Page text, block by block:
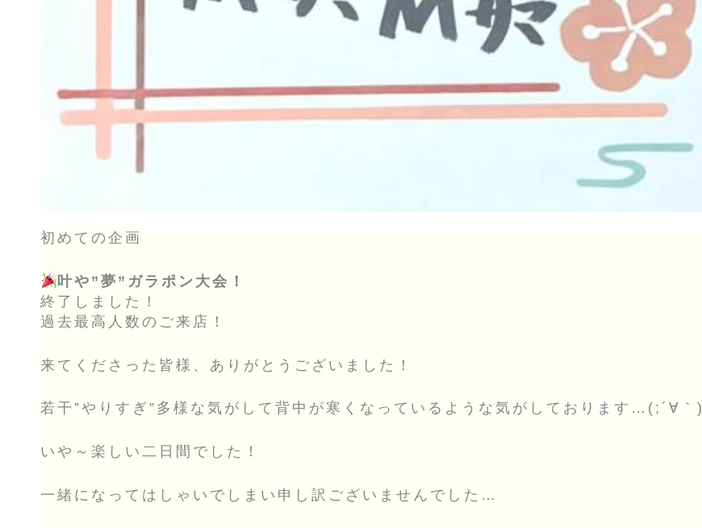
初めての企画
叶や”夢”ガラポン大会！
終了しました！
過去最高人数のご来店！
来てくださった皆様、ありがとうございました！
若干”やりすぎ”多様な気がして背中が寒くなっているような気がしております…(;´∀｀)
いや～楽しい二日間でした！
一緒になってはしゃいでしまい申し訳ございませんでした…